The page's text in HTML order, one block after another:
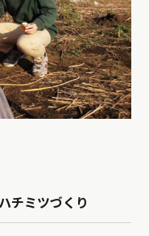
チミツづくり